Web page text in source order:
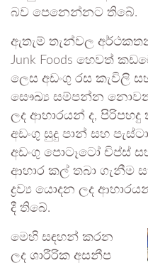
බව පෙනෙන්නට තිබේ.
ඇතැම් තැන්වල
Junk Foods හෙවත්
ලෙස අඩංගු රස කැවිලි
සෞඛ්‍ය සම්පන්න නොවන
ලද ආහාරයන් ද,
අඩංගු සුදු පාන් සහ
අඩංගු පොටෑටෝ චිප්ස්
ආහාර කල් තබා ගැනීම
ද්‍රව්‍ය යොදන ලද
දී තිබේ.
මෙහි සඳහන් කරන
ලද ශාරීරික අසනීප